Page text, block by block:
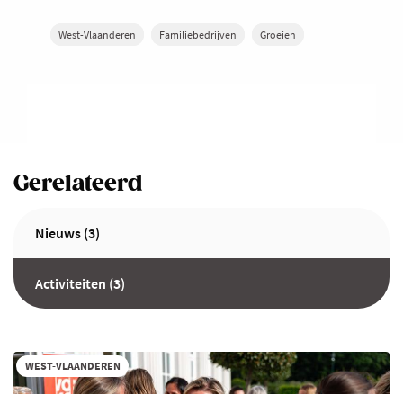
West-Vlaanderen Familiebedrijven Groeien
Gerelateerd
Nieuws (3)
Activiteiten (3)
WEST-VLAANDEREN